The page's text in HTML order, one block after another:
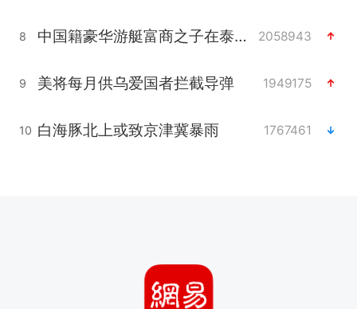
8 中国籍豪华游艇富商之子在泰国被杀 2058943
9 美将每月供乌爱国者拦截导弹 1949175
10 白海豚北上或致京津冀暴雨 1767461